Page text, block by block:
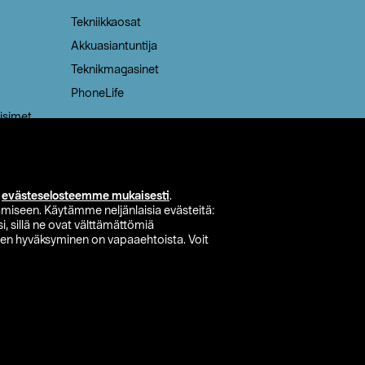
evästeselosteemme mukaisesti.
Käytämme neljänlaisia evästeitä:
sillä ne ovat välttämättömiä
hyväksyminen on vapaaehtoista. Voit
Tekniikkaosat
Akkuasiantuntija
Teknikmagasinet
PhoneLife